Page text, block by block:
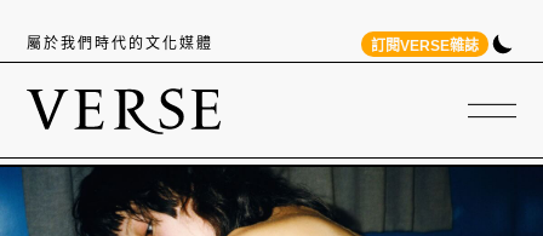
屬於我們時代的文化媒體 訂閱VERSE雜誌